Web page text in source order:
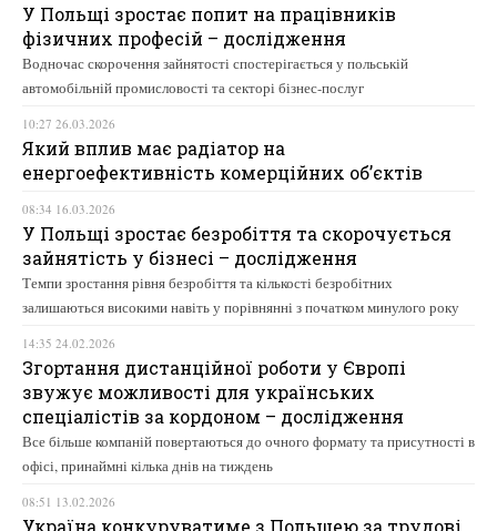
У Польщі зростає попит на працівників
фізичних професій – дослідження
Водночас скорочення зайнятості спостерігається у польській
автомобільній промисловості та секторі бізнес-послуг
10:27 26.03.2026
Який вплив має радіатор на
енергоефективність комерційних об’єктів
08:34 16.03.2026
У Польщі зростає безробіття та скорочується
зайнятість у бізнесі – дослідження
Темпи зростання рівня безробіття та кількості безробітних
залишаються високими навіть у порівнянні з початком минулого року
14:35 24.02.2026
Згортання дистанційної роботи у Європі
звужує можливості для українських
спеціалістів за кордоном – дослідження
Все більше компаній повертаються до очного формату та присутності в
офісі, принаймні кілька днів на тиждень
08:51 13.02.2026